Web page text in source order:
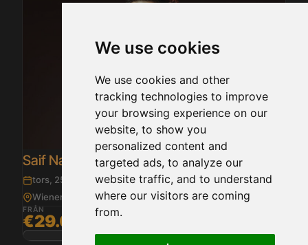
We use cookies
We use cookies and other
tracking technologies to improve
your browsing experience on our
website, to show you
personalized content and
targeted ads, to analyze our
website traffic, and to understand
where our visitors are coming
from.
Saif Nabeel – Live i Wien 2026
tors, 25 jun 2026 · 22:00
Wiener Stadthalle, sal D
FRÅN
€29.00
Detaljer Köp biljetter